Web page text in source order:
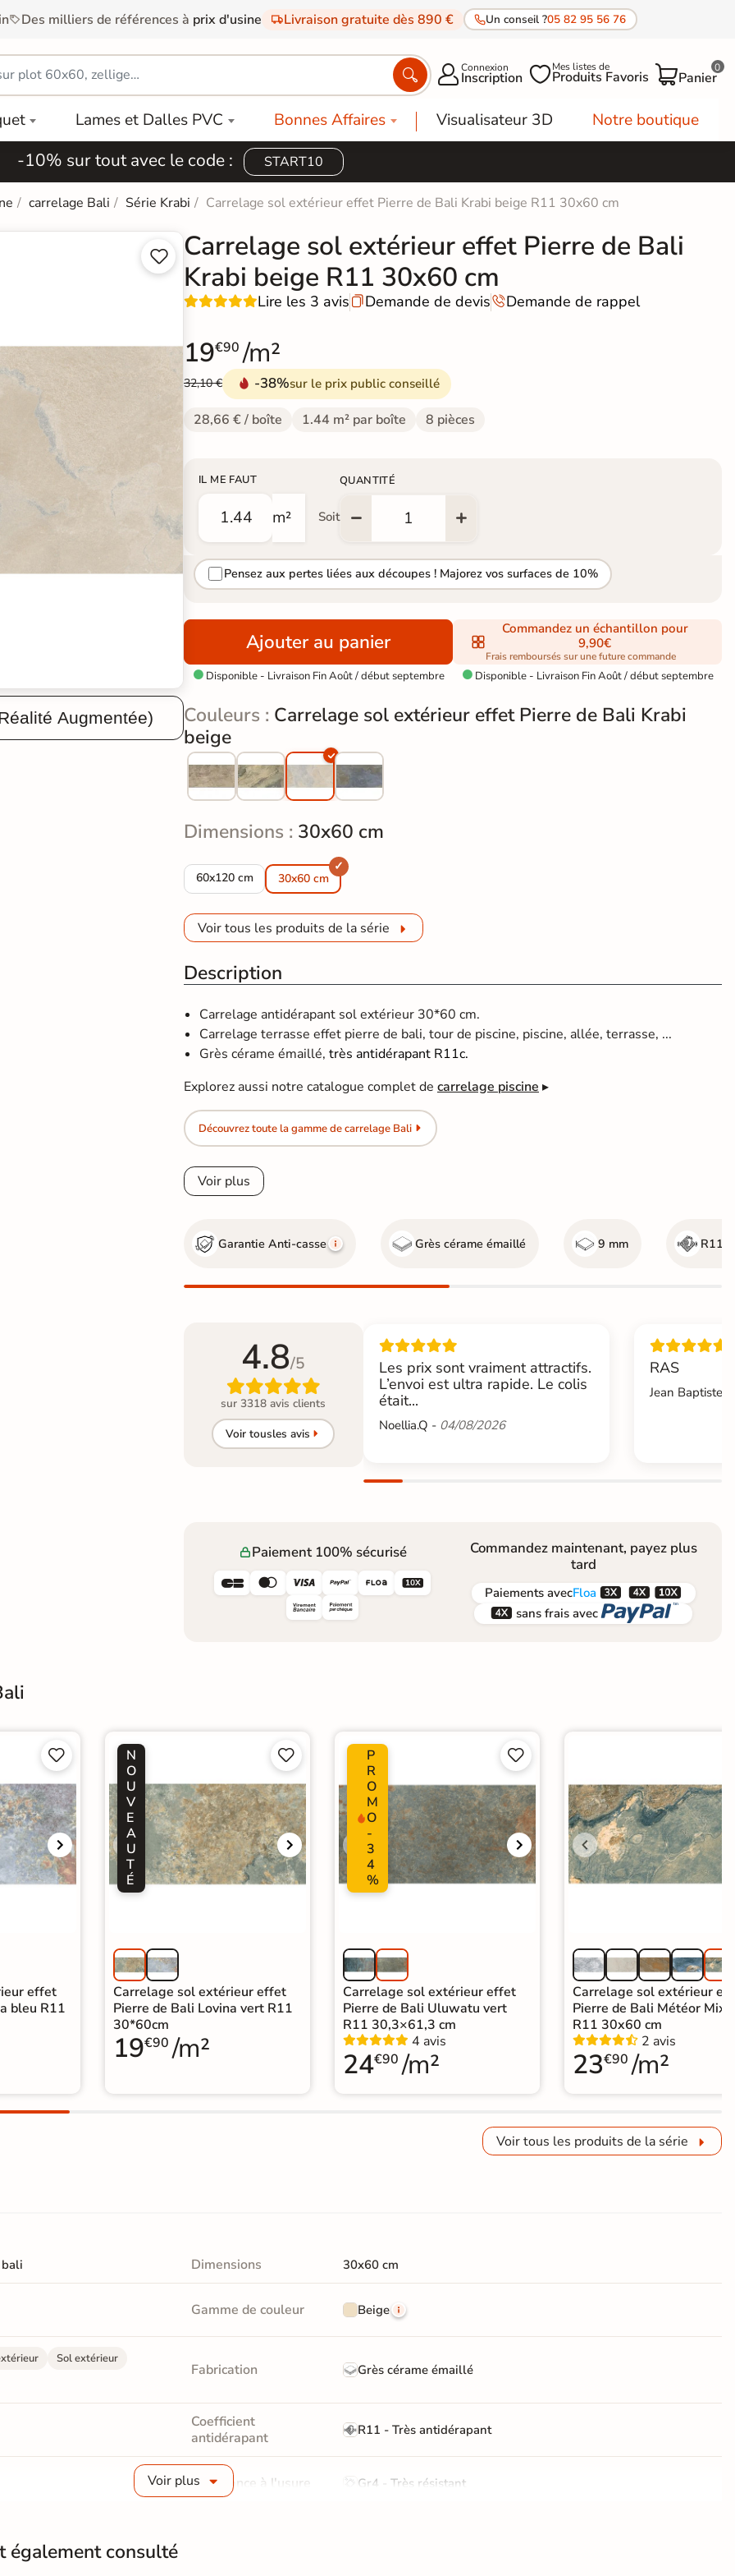
Des milliers de références à prix d'usine Livraison gratuite dès 890 € Un conseil ?05 82 95 56 76
 Connexion
Inscription Mes listes de
Produits Favoris Panier
0
Lames et Dalles PVC Bonnes Affaires Visualisateur 3D Notre boutique
-10% sur tout avec le code : START10
carrelage Bali Série Krabi Carrelage sol extérieur effet Pierre de Bali Krabi beige R11 30x60 cm


Augmentée)
Carrelage sol extérieur effet Pierre de Bali
Krabi beige R11 30x60 cm
Lire les 3 avis Demande de devisDemande de rappel
19€90 /m²
32,10 € -38%sur le prix public conseillé
28,66 € / boîte 1.44 m² par boîte 8 pièces
IL ME FAUT
m² Soit
QUANTITÉ
Pensez aux pertes liées aux découpes ! Majorez vos surfaces de 10%
Ajouter au panier
Disponible - Livraison Fin Août / début septembre
Commandez un échantillon pour
9,90€
Frais remboursés sur une future commande
Disponible - Livraison Fin Août / début septembre
Couleurs : Carrelage sol extérieur effet Pierre de Bali Krabi
beige
Dimensions : 30x60 cm
60x120 cm
Carrelage sol extérieur effet Pierre de Bali Krabi beige R11 60x120 cm
30x60 cm
Voir tous les produits de la série
Description
Carrelage antidérapant sol extérieur 30*60 cm.
Carrelage terrasse effet pierre de bali, tour de piscine, piscine, allée, terrasse, ...
Grès cérame émaillé,très antidérapant R11c.
Explorez aussi notre catalogue complet de carrelage piscine ▸
Découvrez toute la gamme de carrelage Bali
Voir plus
Garantie Anti-casse Grès cérame émaillé 9 mm R11 -
4.8/5

sur 3318 avis clients
Voir tousles avis
Les prix sont vraiment attractifs.
L’envoi est ultra rapide. Le colis
était...
Noellia.Q - 04/08/2026
RAS
Jean
Paiement 100% sécurisé
     
Commandez maintenant, payez plus
tard
PaiementsavecFloa  
 sans frais avec 


effet
bleu R11
N
O
U
V
E
A
U
T
É


Carrelage sol extérieur effet
Pierre de Bali Lovina vert R11
30*60cm
19€90 /m²
P
R
O
M
O
-
3
4
%


Carrelage sol extérieur effet
Pierre de Bali Uluwatu vert
R11 30,3×61,3 cm
4 avis
24€90 /m²
Carrelage sol extérieur
Pierre de Bali Météor Mix
R11 30x60 cm
2 avis
23€90 /m²
Voir tous les produits de la série
Dimensions 30x60 cm
Gamme de couleur Beige
Sol extérieur
Fabrication Grès cérame émaillé
Coefficient
antidérapant
R11 - Très antidérapant
Résistance à l'usure Gr4 - Très résistant
Voir plus
également consulté